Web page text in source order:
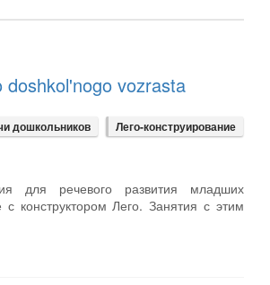
vozrasta
дошкольников Лего-конструирование
для речевого развития младших
конструктором Лего. Занятия с этим